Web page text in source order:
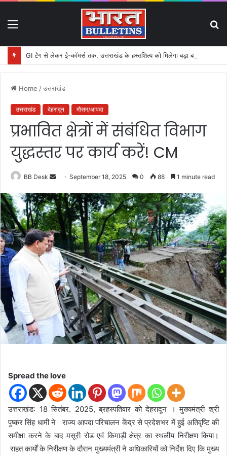
GI टैग से लेकर ई-कॉमर्स तक, उत्तराखंड के हस्तशिल्प को मिलेगा बड़ा बढ़ावा
Home /उत्तराखंड
उत्तराखंड देहरादून मौसम/आपदा
प्रभावित क्षेत्रों में संबंधित विभाग
युद्धस्तर पर कार्य करें! CM
BB Desk
n
d
a
e
m
a
i
l
September 18, 2025 0 88 1 minute read
Spread the love
उत्तराखंड: 18 सितंबर. 2025, ब्रहस्पतिवार को देहरादून । मुख्यमंत्री श्री
पुष्कर सिंह धामी ने राज्य आपदा परिचालन केंद्र से प्रदेशभर में हुई अतिवृष्टि की
समीक्षा करने के बाद मसूरी रोड एवं किमाड़ी क्षेत्र का स्थलीय निरीक्षण किया।
राहत कार्यों के निरीक्षण के दौरान मुख्यमंत्री ने अधिकारियों को निर्देश दिए कि मुख्य